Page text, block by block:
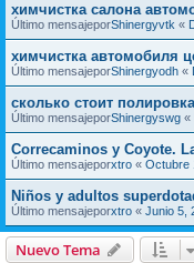
химчистка салона
Último mensajeporShinergyvtk «
химчистка автомобиля
Último mensajeporShinergyodh «
сколько стоит
Último mensajeporShinergyswg «
Correcaminos y Coyote.
Último mensajeporxtro « Octubre
Niños y adultos
Último mensajeporxtro « Junio 5,
Nuevo Tema